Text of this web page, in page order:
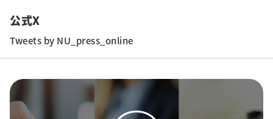
公式X
Tweets by NU_press_online